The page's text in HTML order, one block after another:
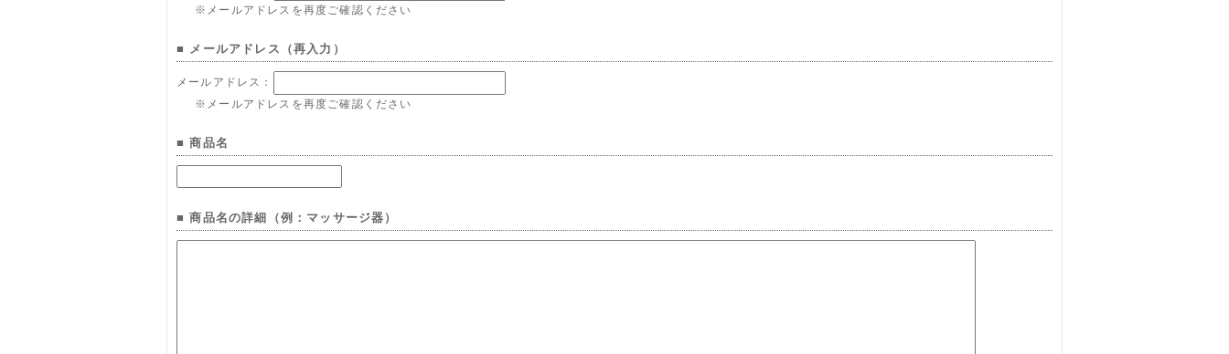
※メールアドレスを再度ご確認ください
■ メールアドレス（再入力）
メールアドレス：
※メールアドレスを再度ご確認ください
■ 商品名
■ 商品名の詳細（例：マッサージ器）